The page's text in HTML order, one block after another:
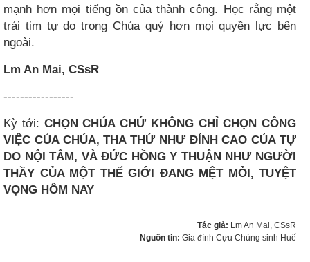
mạnh hơn mọi tiếng ồn của thành công. Học rằng một
trái tim tự do trong Chúa quý hơn mọi quyền lực bên
ngoài.
Lm An Mai, CSsR
-----------------
Kỳ tới: CHỌN CHÚA CHỨ KHÔNG CHỈ CHỌN CÔNG
VIỆC CỦA CHÚA, THA THỨ NHƯ ĐỈNH CAO CỦA TỰ
DO NỘI TÂM, VÀ ĐỨC HỒNG Y THUẬN NHƯ NGƯỜI
THẦY CỦA MỘT THẾ GIỚI ĐANG MỆT MỎI, TUYỆT
VỌNG HÔM NAY
Tác giả: Lm An Mai, CSsR
Nguồn tin: Gia đình Cựu Chủng sinh Huế